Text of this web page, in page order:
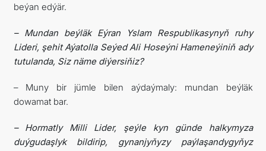
beýan edýär.
– Mundan beýläk Eýran Yslam Respublikasynyň ruhy
Lideri, şehit Aýatolla Seýed Ali Hoseýni Hameneýiniň ady
tutulanda, Siz näme diýersiňiz?
– Muny bir jümle bilen aýdaýmaly: mundan beýläk
dowamat bar.
– Hormatly Milli Lider, şeýle kyn günde halkymyza
duýgudaşlyk bildirip, gynanjyňyzy paýlaşandygyňyz